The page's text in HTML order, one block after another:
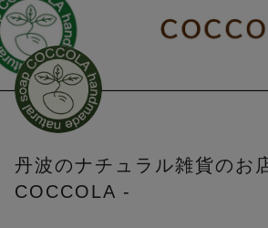
丹波のナチュラル雑貨の
COCCOLA -